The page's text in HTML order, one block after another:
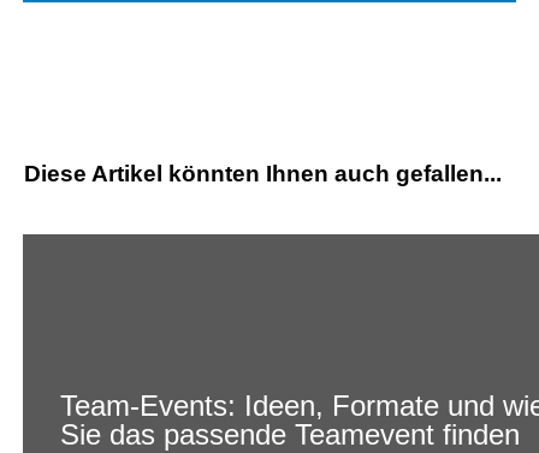
Diese Artikel könnten Ihnen auch gefallen...
Team-Events: Ideen, Formate und
Sie das passende Teamevent finden